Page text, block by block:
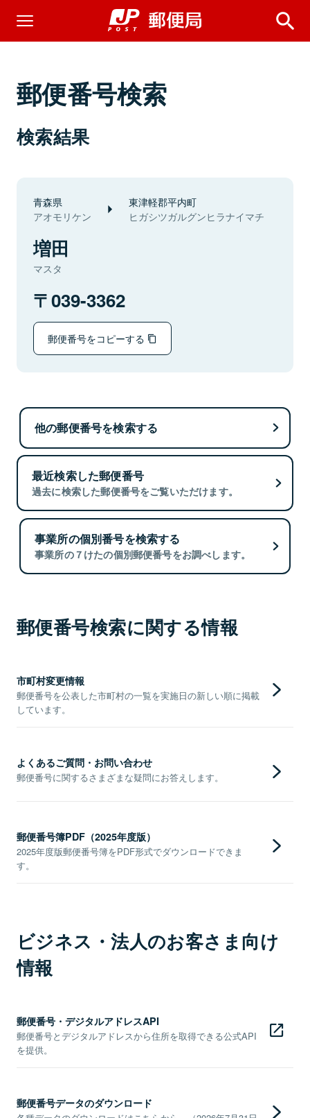
郵便番号検索
検索結果
青森県
アオモリケン
東津軽郡平内町
ヒガシツガルグンヒラナイマチ
増田
マスタ
039-3362
郵便番号をコピーする
他の郵便番号を検索する
最近検索した郵便番号
過去に検索した郵便番号をご覧いただけます。
事業所の個別番号を検索する
事業所の７けたの個別郵便番号をお調べします。
郵便番号検索に関する情報
市町村変更情報
郵便番号を公表した市町村の一覧を実施日の新しい順に掲載
しています。
よくあるご質問・お問い合わせ
郵便番号に関するさまざまな疑問にお答えします。
郵便番号簿PDF（2025年度版）
2025年度版郵便番号簿をPDF形式でダウンロードできま
す。
ビジネス・法人のお客さま向け
情報
郵便番号・デジタルアドレスAPI
郵便番号とデジタルアドレスから住所を取得できる公式API
を提供。
郵便番号データのダウンロード